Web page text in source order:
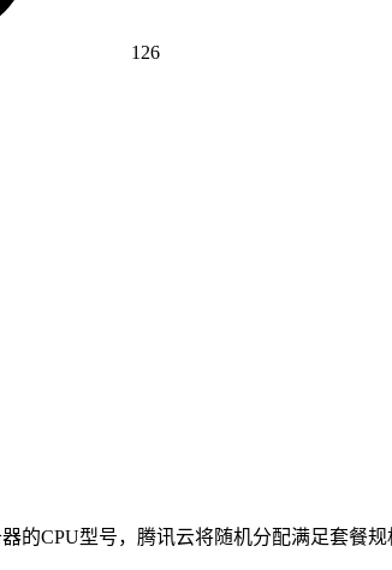
126
CPU型号，腾讯云将随机分配满足套餐规